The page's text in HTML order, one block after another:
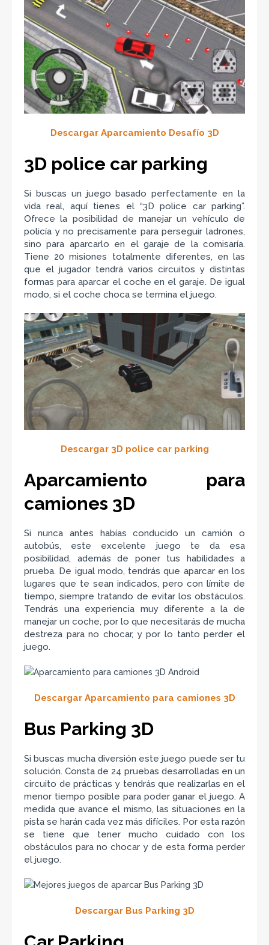
Descargar Aparcamiento Desafío 3D
3D police car parking
Si buscas un juego basado perfectamente en la
vida real, aquí tienes el “3D police car parking”.
Ofrece la posibilidad de manejar un vehículo de
policía y no precisamente para perseguir ladrones,
sino para aparcarlo en el garaje de la comisaría.
Tiene 20 misiones totalmente diferentes, en las
que el jugador tendrá varios circuitos y distintas
formas para aparcar el coche en el garaje. De igual
modo, si el coche choca se termina el juego.
Descargar 3D police car parking
Aparcamiento para
camiones 3D
Si nunca antes habías conducido un camión o
autobús, este excelente juego te da esa
posibilidad, además de poner tus habilidades a
prueba. De igual modo, tendrás que aparcar en los
lugares que te sean indicados, pero con límite de
tiempo, siempre tratando de evitar los obstáculos.
Tendrás una experiencia muy diferente a la de
manejar un coche, por lo que necesitarás de mucha
destreza para no chocar, y por lo tanto perder el
juego.
Descargar Aparcamiento para camiones 3D
Bus Parking 3D
Si buscas mucha diversión este juego puede ser tu
solución. Consta de 24 pruebas desarrolladas en un
circuito de prácticas y tendrás que realizarlas en el
menor tiempo posible para poder ganar el juego. A
medida que avance el mismo, las situaciones en la
pista se harán cada vez más difíciles. Por esta razón
se tiene que tener mucho cuidado con los
obstáculos para no chocar y de esta forma perder
el juego.
Descargar Bus Parking 3D